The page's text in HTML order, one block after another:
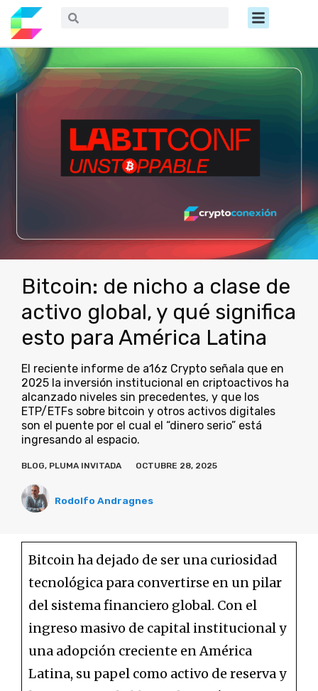
contenido
Buscar Menú
Bitcoin: de nicho a clase de
activo global, y qué significa
esto para América Latina
El reciente informe de a16z Crypto señala que en
2025 la inversión institucional en criptoactivos ha
alcanzado niveles sin precedentes, y que los
ETP/ETFs sobre bitcoin y otros activos digitales
son el puente por el cual el “dinero serio” está
ingresando al espacio.
BLOG, PLUMA INVITADA OCTUBRE 28, 2025
Rodolfo Andragnes
Bitcoin ha dejado de ser una curiosidad
tecnológica para convertirse en un pilar
del sistema financiero global. Con el
ingreso masivo de capital institucional y
una adopción creciente en América
Latina, su papel como activo de reserva y